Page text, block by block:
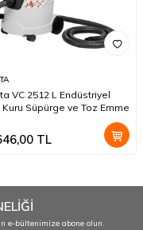
VC 2512 L Endüstriyel
Kuru Süpürge ve Toz Emme
TL
e-bültenimize abone olun.